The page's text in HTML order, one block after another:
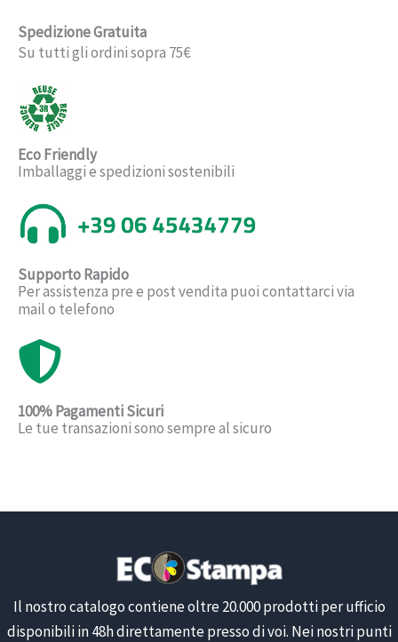
Spedizione Gratuita
Su tutti gli ordini sopra 75€
Eco Friendly
Imballaggi e spedizioni sostenibili
Supporto Rapido
Per assistenza pre e post vendita puoi contattarci via
mail o telefono
100% Pagamenti Sicuri
Le tue transazioni sono sempre al sicuro
Il nostro catalogo contiene oltre 20.000 prodotti per ufficio
disponibili in 48h direttamente presso di voi. Nei nostri punti